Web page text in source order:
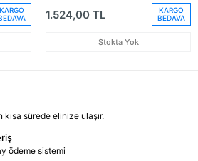
KARGO
1.524,00 TL
KARGO
BEDAVA
Stokta Yok
sürede elinize ulaşır.
ödeme sistemi